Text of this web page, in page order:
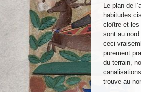
Le plan de
habitudes
cloître et les
sont au nord
ceci
purement
du terrain,
trouve au